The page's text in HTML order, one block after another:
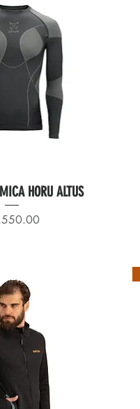
HORU ALTUS